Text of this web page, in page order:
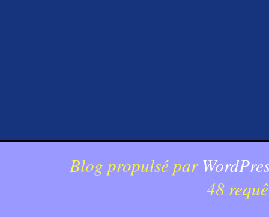
Blog propulsé par
48